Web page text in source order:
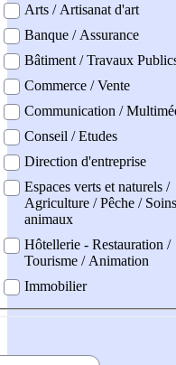
Arts / Artisanat d'art
Banque / Assurance
Bâtiment / Travaux
Commerce / Vente
Communication /
Conseil / Etudes
Direction d'entreprise
Espaces verts et naturels /
Agriculture / Pêche /
animaux
Hôtellerie - Restauration /
Tourisme / Animation
Immobilier